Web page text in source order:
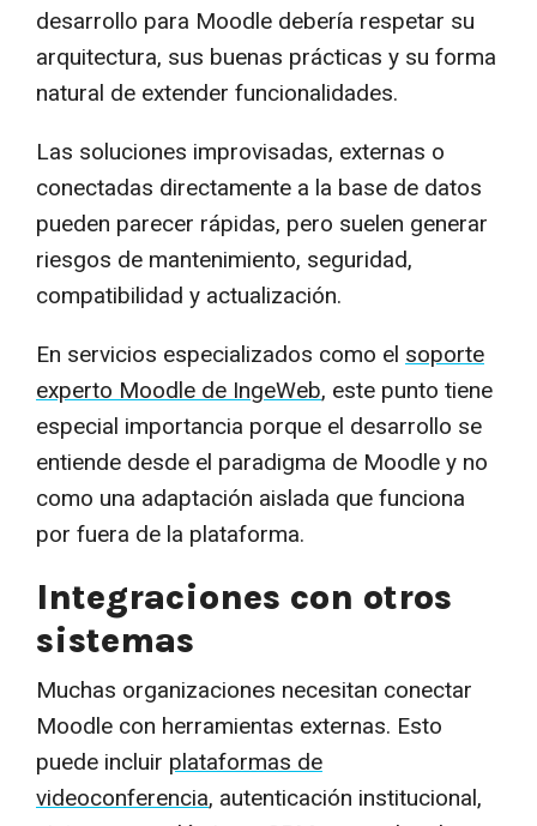
desarrollo para Moodle debería respetar su
arquitectura, sus buenas prácticas y su forma
natural de extender funcionalidades.
Las soluciones improvisadas, externas o
conectadas directamente a la base de datos
pueden parecer rápidas, pero suelen generar
riesgos de mantenimiento, seguridad,
compatibilidad y actualización.
En servicios especializados como el soporte
experto Moodle de IngeWeb, este punto tiene
especial importancia porque el desarrollo se
entiende desde el paradigma de Moodle y no
como una adaptación aislada que funciona
por fuera de la plataforma.
Integraciones con otros
sistemas
Muchas organizaciones necesitan conectar
Moodle con herramientas externas. Esto
puede incluir plataformas de
videoconferencia, autenticación institucional,